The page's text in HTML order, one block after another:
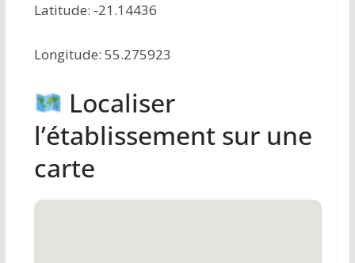
Latitude: -21.14436
Longitude: 55.275923
Localiser
l’établissement sur une
carte